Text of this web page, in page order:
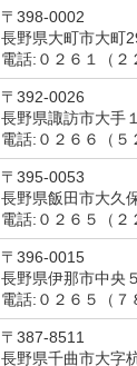
〒398-0002
長野県大町市大町
電話:０２６１（２
〒392-0026
長野県諏訪市大手
電話:０２６６（５
〒395-0053
長野県飯田市大久
電話:０２６５（２
〒396-0015
長野県伊那市中央
電話:０２６５（７
〒387-8511
長野県千曲市大字